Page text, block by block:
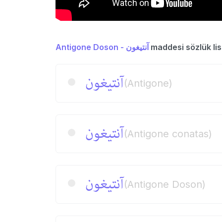
Antigone Doson - آنتیغون maddesi sözlük
آنتیغون(Antigone)
آنتیغون(Antigone conatas)
آنتیغون(Antigone Doson)